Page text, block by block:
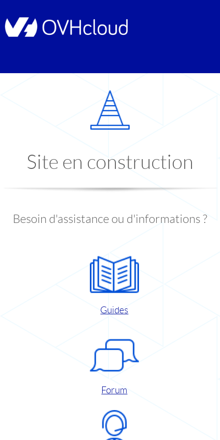
Site en construction
Besoin d'assistance ou d'informations ?
Guides
Forum